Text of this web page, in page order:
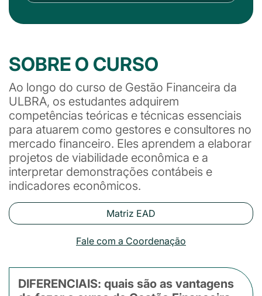
SOBRE O CURSO
Ao longo do curso de Gestão Financeira da
ULBRA, os estudantes adquirem
competências teóricas e técnicas essenciais
para atuarem como gestores e consultores no
mercado financeiro. Eles aprendem a elaborar
projetos de viabilidade econômica e a
interpretar demonstrações contábeis e
indicadores econômicos.
Matriz EAD
Fale com a Coordenação
DIFERENCIAIS: quais são as vantagens